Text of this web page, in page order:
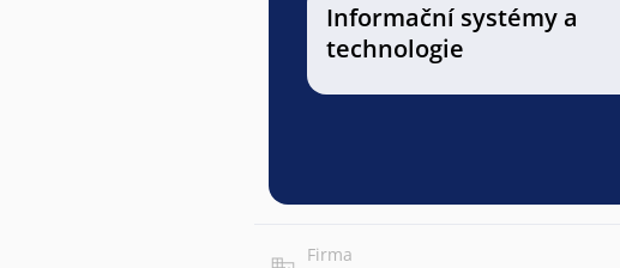
Informační systémy a
technologie
Firma